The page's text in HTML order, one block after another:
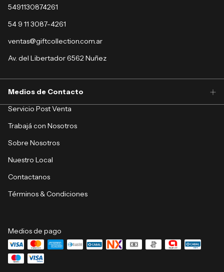
5491130874261
54 9 11 3087-4261
ventas@giftcollection.com.ar
Av. del Libertador 6562 Nuñez
Medios de Contacto
Servicio Post Venta
Trabajá con Nosotros
Sobre Nosotros
Nuestro Local
Contactanos
Términos & Condiciones
Medios de pago